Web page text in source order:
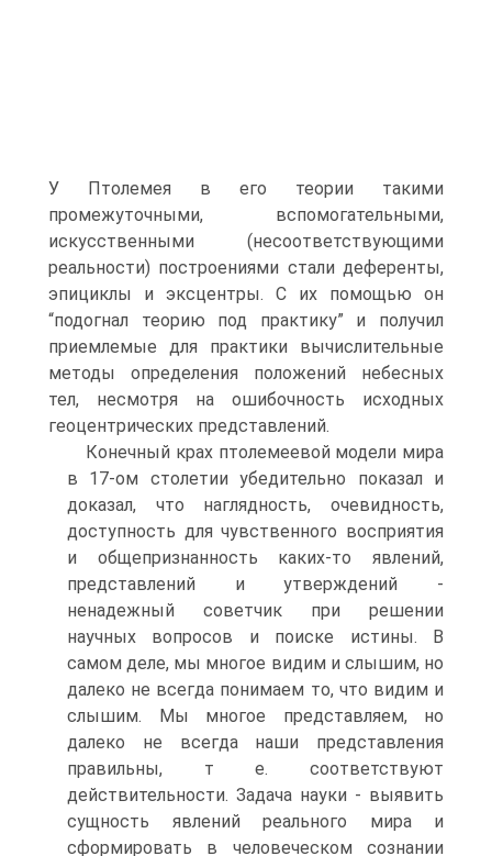
У Птолемея в его теории такими
промежуточными, вспомогательными,
искусственными (несоответствующими
реальности) построениями стали деференты,
эпициклы и эксцентры. C их помощью он
“подогнал теорию под практику” и получил
приемлемые для практики вычислительные
методы определения положений небесных
тел, несмотря на ошибочность исходных
геоцентрических представлений.
Конечный крах птолемеевой модели мира
в 17-ом столетии убедительно показал и
доказал, что наглядность, очевидность,
доступность для чувственного восприятия
и общепризнанность каких-то явлений,
представлений и утверждений -
ненадежный советчик при решении
научных вопросов и поиске истины. В
самом деле, мы многое видим и слышим, но
далеко не всегда понимаем то, что видим и
слышим. Мы многое представляем, но
далеко не всегда наши представления
правильны, т е. соответствуют
действительности. Задача науки - выявить
сущность явлений реального мира и
сформировать в человеческом сознании